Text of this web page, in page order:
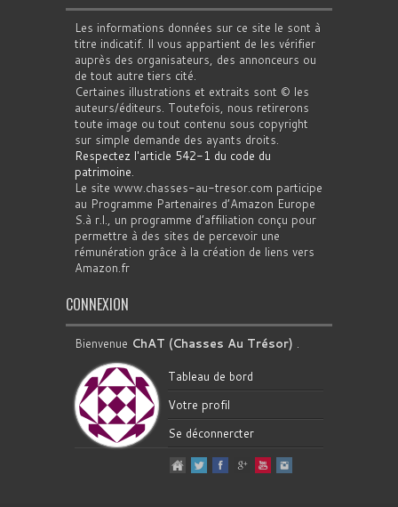
Les informations données sur ce site le sont à
titre indicatif. Il vous appartient de les vérifier
auprès des organisateurs, des annonceurs ou
de tout autre tiers cité.
Certaines illustrations et extraits sont © les
auteurs/éditeurs. Toutefois, nous retirerons
toute image ou tout contenu sous copyright
sur simple demande des ayants droits.
Respectez l'article 542-1 du code du
patrimoine.
Le site www.chasses-au-tresor.com participe
au Programme Partenaires d’Amazon Europe
S.à r.l., un programme d’affiliation conçu pour
permettre à des sites de percevoir une
rémunération grâce à la création de liens vers
Amazon.fr
CONNEXION
Bienvenue ChAT (Chasses Au Trésor) .
Tableau de bord
Votre profil
Se déconnercter